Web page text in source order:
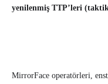
yenilenmiş TTP’leri
MirrorFace operatörleri,